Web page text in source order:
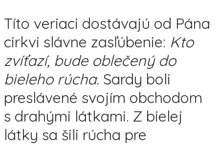
Títo veriaci dostávajú od Pána
cirkvi slávne zasľúbenie: Kto
zvíťazí, bude oblečený do
bieleho rúcha. Sardy boli
preslávené svojím obchodom
s drahými látkami. Z bielej
látky sa šili rúcha pre